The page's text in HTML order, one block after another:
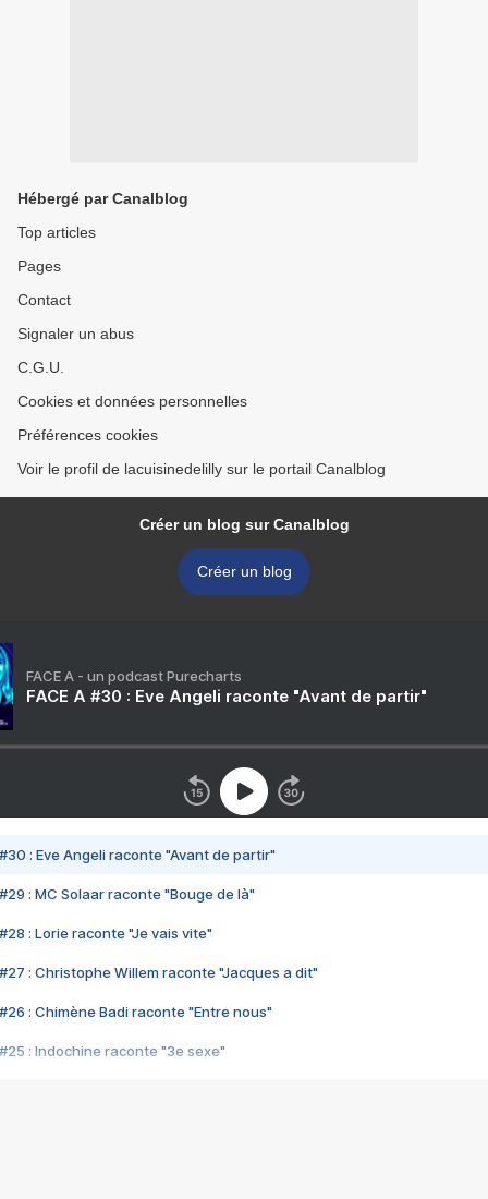
Hébergé par Canalblog
Top articles
Pages
Contact
Signaler un abus
C.G.U.
Cookies et données personnelles
Préférences cookies
Voir le profil de lacuisinedelilly sur le portail Canalblog
Créer un blog sur Canalblog
Créer un blog
FACE A - un podcast Purecharts
FACE A #30 : Eve Angeli raconte "Avant de partir"
#30 : Eve Angeli raconte "Avant de partir"
#29 : MC Solaar raconte "Bouge de là"
#28 : Lorie raconte "Je vais vite"
#27 : Christophe Willem raconte "Jacques a dit"
#26 : Chimène Badi raconte "Entre nous"
#25 : Indochine raconte "3e sexe"